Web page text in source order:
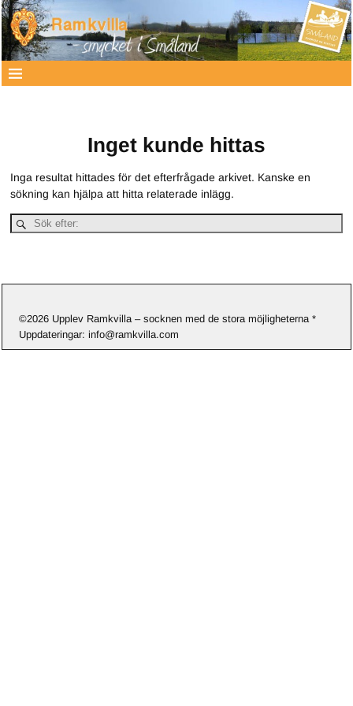
Inget kunde hittas
Inga resultat hittades för det efterfrågade arkivet. Kanske en
sökning kan hjälpa att hitta relaterade inlägg.
©2026 Upplev Ramkvilla – socknen med de stora möjligheterna *
Uppdateringar: info@ramkvilla.com